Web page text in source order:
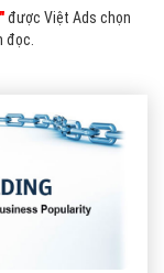
được Việt Ads chọn
đọc.